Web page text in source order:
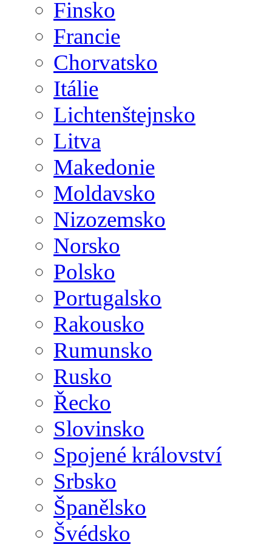
Finsko
Francie
Chorvatsko
Itálie
Lichtenštejnsko
Litva
Makedonie
Moldavsko
Nizozemsko
Norsko
Polsko
Portugalsko
Rakousko
Rumunsko
Rusko
Řecko
Slovinsko
Spojené království
Srbsko
Španělsko
Švédsko